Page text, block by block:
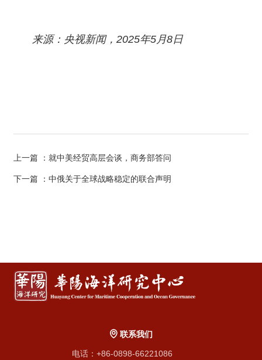
来源：央视新闻，2025年5月8日
上一篇 ：就中美经贸高层会谈，商务部答问
下一篇 ：中俄关于全球战略稳定的联合声明
联系我们
电话：+86-0898-66221086